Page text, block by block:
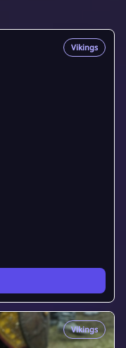
Vikings
Vikings